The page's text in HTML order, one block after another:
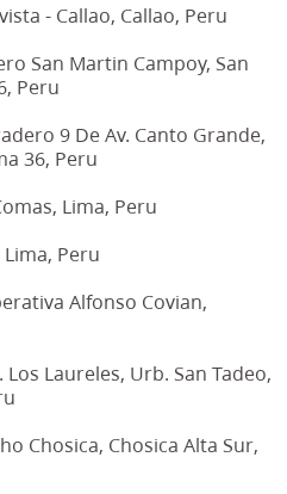
- Callao, Callao, Peru
San Martin Campoy, San
Peru
9 De Av. Canto Grande,
36, Peru
Lima, Peru
Lima, Peru
Alfonso Covian,
Laureles, Urb. San Tadeo,
Chosica, Chosica Alta Sur,